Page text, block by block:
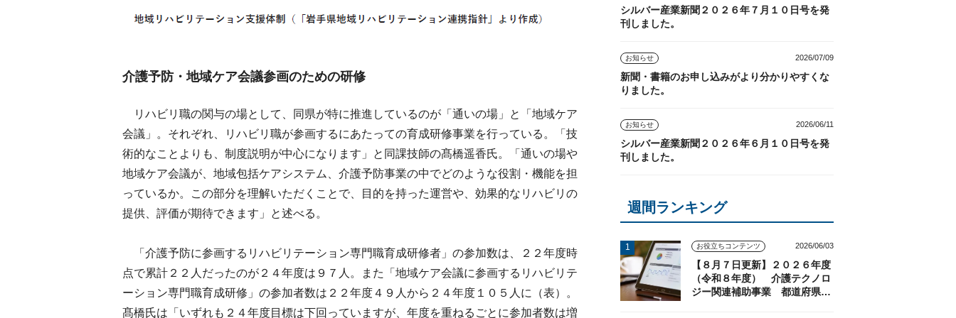
介護予防・地域ケア会議参画のための研修
リハビリ職の関与の場として、同県が特に推進しているのが「通いの場」と「地域ケア
会議」。それぞれ、リハビリ職が参画するにあたっての育成研修事業を行っている。「技
術的なことよりも、制度説明が中心になります」と同課技師の髙橋遥香氏。「通いの場や
地域ケア会議が、地域包括ケアシステム、介護予防事業の中でどのような役割・機能を担
っているか。この部分を理解いただくことで、目的を持った運営や、効果的なリハビリの
提供、評価が期待できます」と述べる。
「介護予防に参画するリハビリテーション専門職育成研修者」の参加数は、２２年度時
点で累計２２人だったのが２４年度は９７人。また「地域ケア会議に参画するリハビリテ
ーション専門職育成研修」の参加者数は２２年度４９人から２４年度１０５人に（表）。
髙橋氏は「いずれも２４年度目標は下回っていますが、年度を重ねるごとに参加者数は増
シルバー産業新聞２０２６年７月１０日号を発
刊しました。
お知らせ 2026/07/09
新聞・書籍のお申し込みがより分かりやすくな
りました。
お知らせ 2026/06/11
シルバー産業新聞２０２６年６月１０日号を発
刊しました。
週間ランキング
お役立ちコンテンツ 2026/06/03
【８月７日更新】２０２６年度
（令和８年度） 介護テクノロ
ジー関連補助事業 都道府県の